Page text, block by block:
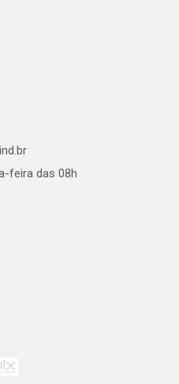
feira das 08h